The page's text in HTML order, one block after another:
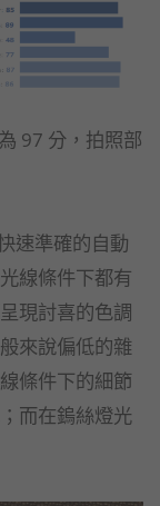
97 分，拍照部
速準確的自動
線條件下都有
現討喜的色調
來說偏低的雜
條件下的細節
而在鎢絲燈光